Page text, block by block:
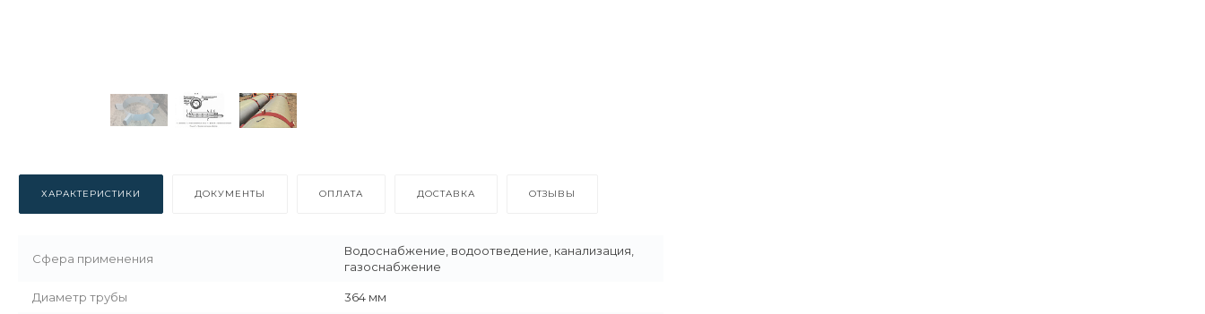
ХАРАКТЕРИСТИКИ ДОКУМЕНТЫ ОПЛАТА ДОСТАВКА ОТЗЫВЫ
Сфера применения
Водоснабжение, водоотведение, канализация,
газоснабжение
Диаметр трубы 364 мм